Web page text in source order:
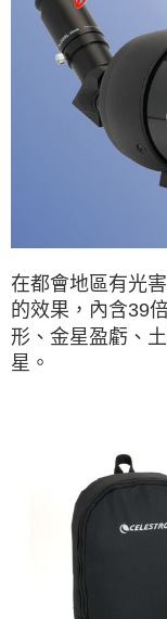
在都會地區有光
的效果， 內含39
形、金星盈虧、
星。